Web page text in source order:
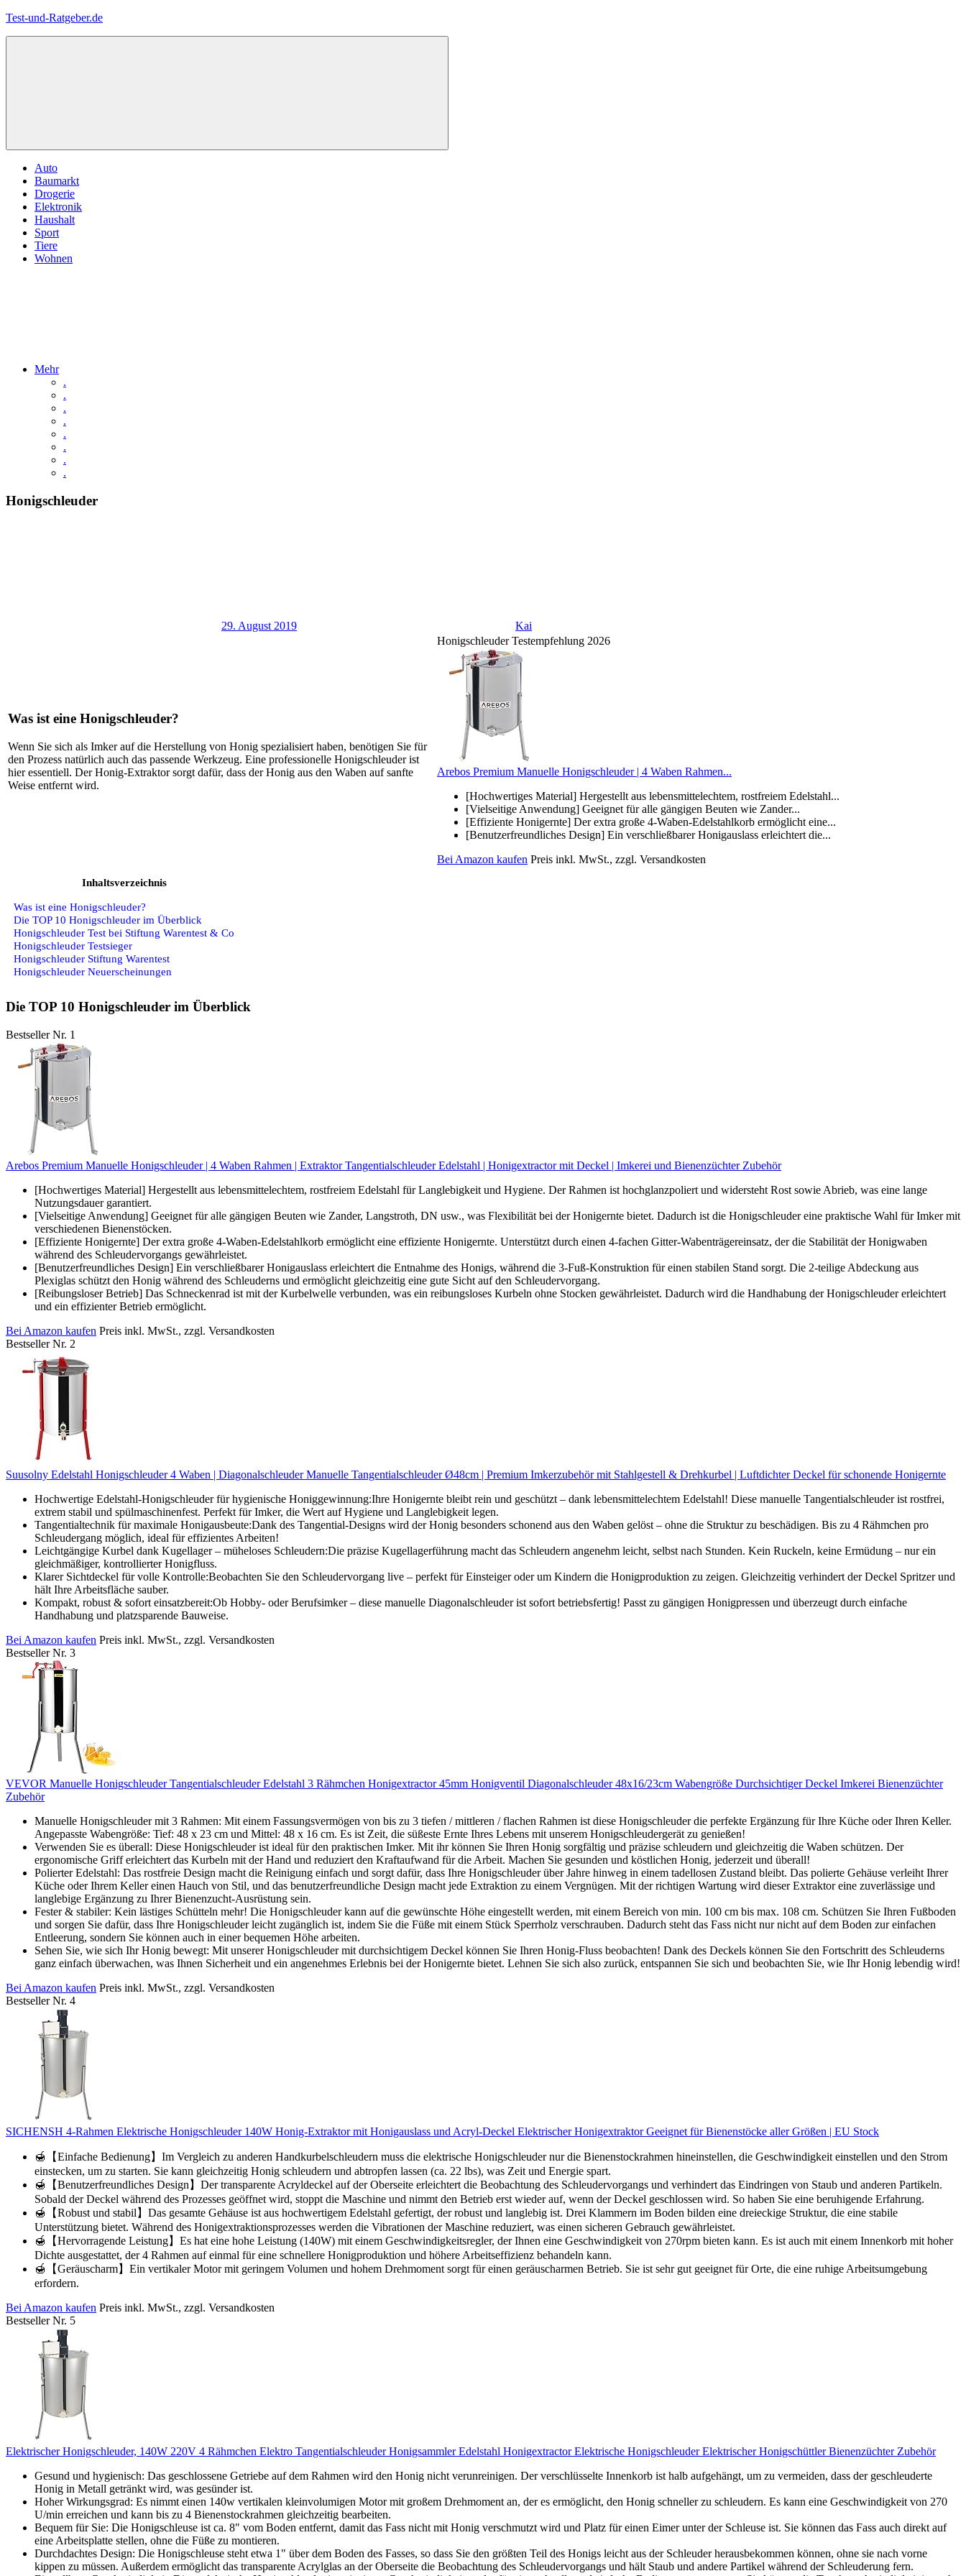
Zum
Test-und-Ratgeber.de
Menü
Auto
Baumarkt
Drogerie
Elektronik
Haushalt
Sport
Tiere
Wohnen
Mehr
.
.
.
.
.
.
.
.
Honigschleuder
29. August 2019 Kai
Was ist eine Honigschleuder?
Wenn Sie sich als Imker auf die Herstellung von Honig spezialisiert haben, benötigen Sie für
den Prozess natürlich auch das passende Werkzeug. Eine professionelle Honigschleuder ist
hier essentiell. Der Honig-Extraktor sorgt dafür, dass der Honig aus den Waben auf sanfte
Weise entfernt wird.
Honigschleuder Testempfehlung 2026
Arebos Premium Manuelle Honigschleuder | 4 Waben Rahmen...
[Hochwertiges Material] Hergestellt aus lebensmittelechtem, rostfreiem Edelstahl...
[Vielseitige Anwendung] Geeignet für alle gängigen Beuten wie Zander...
[Effiziente Honigernte] Der extra große 4-Waben-Edelstahlkorb ermöglicht eine...
[Benutzerfreundliches Design] Ein verschließbarer Honigauslass erleichtert die...
Bei Amazon kaufen Preis inkl. MwSt., zzgl. Versandkosten
Inhaltsverzeichnis
Was ist eine Honigschleuder?
Die TOP 10 Honigschleuder im Überblick
Honigschleuder Test bei Stiftung Warentest & Co
Honigschleuder Testsieger
Honigschleuder Stiftung Warentest
Honigschleuder Neuerscheinungen
Die TOP 10 Honigschleuder im Überblick
Bestseller Nr. 1
Arebos Premium Manuelle Honigschleuder | 4 Waben Rahmen | Extraktor Tangentialschleuder Edelstahl | Honigextractor mit Deckel | Imkerei und Bienenzüchter Zubehör
[Hochwertiges Material] Hergestellt aus lebensmittelechtem, rostfreiem Edelstahl für Langlebigkeit und Hygiene. Der Rahmen ist hochglanzpoliert und widersteht Rost sowie Abrieb, was eine lange
Nutzungsdauer garantiert.
[Vielseitige Anwendung] Geeignet für alle gängigen Beuten wie Zander, Langstroth, DN usw., was Flexibilität bei der Honigernte bietet. Dadurch ist die Honigschleuder eine praktische Wahl für Imker mit
verschiedenen Bienenstöcken.
[Effiziente Honigernte] Der extra große 4-Waben-Edelstahlkorb ermöglicht eine effiziente Honigernte. Unterstützt durch einen 4-fachen Gitter-Wabenträgereinsatz, der die Stabilität der Honigwaben
während des Schleudervorgangs gewährleistet.
[Benutzerfreundliches Design] Ein verschließbarer Honigauslass erleichtert die Entnahme des Honigs, während die 3-Fuß-Konstruktion für einen stabilen Stand sorgt. Die 2-teilige Abdeckung aus
Plexiglas schützt den Honig während des Schleuderns und ermöglicht gleichzeitig eine gute Sicht auf den Schleudervorgang.
[Reibungsloser Betrieb] Das Schneckenrad ist mit der Kurbelwelle verbunden, was ein reibungsloses Kurbeln ohne Stocken gewährleistet. Dadurch wird die Handhabung der Honigschleuder erleichtert
und ein effizienter Betrieb ermöglicht.
Bei Amazon kaufen Preis inkl. MwSt., zzgl. Versandkosten
Bestseller Nr. 2
Suusolny Edelstahl Honigschleuder 4 Waben | Diagonalschleuder Manuelle Tangentialschleuder Ø48cm | Premium Imkerzubehör mit Stahlgestell & Drehkurbel | Luftdichter Deckel für schonende Honigernte
Hochwertige Edelstahl-Honigschleuder für hygienische Honiggewinnung:Ihre Honigernte bleibt rein und geschützt – dank lebensmittelechtem Edelstahl! Diese manuelle Tangentialschleuder ist rostfrei,
extrem stabil und spülmaschinenfest. Perfekt für Imker, die Wert auf Hygiene und Langlebigkeit legen.
Tangentialtechnik für maximale Honigausbeute:Dank des Tangential-Designs wird der Honig besonders schonend aus den Waben gelöst – ohne die Struktur zu beschädigen. Bis zu 4 Rähmchen pro
Schleudergang möglich, ideal für effizientes Arbeiten!
Leichtgängige Kurbel dank Kugellager – müheloses Schleudern:Die präzise Kugellagerführung macht das Schleudern angenehm leicht, selbst nach Stunden. Kein Ruckeln, keine Ermüdung – nur ein
gleichmäßiger, kontrollierter Honigfluss.
Klarer Sichtdeckel für volle Kontrolle:Beobachten Sie den Schleudervorgang live – perfekt für Einsteiger oder um Kindern die Honigproduktion zu zeigen. Gleichzeitig verhindert der Deckel Spritzer und
hält Ihre Arbeitsfläche sauber.
Kompakt, robust & sofort einsatzbereit:Ob Hobby- oder Berufsimker – diese manuelle Diagonalschleuder ist sofort betriebsfertig! Passt zu gängigen Honigpressen und überzeugt durch einfache
Handhabung und platzsparende Bauweise.
Bei Amazon kaufen Preis inkl. MwSt., zzgl. Versandkosten
Bestseller Nr. 3
VEVOR Manuelle Honigschleuder Tangentialschleuder Edelstahl 3 Rähmchen Honigextractor 45mm Honigventil Diagonalschleuder 48x16/23cm Wabengröße Durchsichtiger Deckel Imkerei Bienenzüchter
Zubehör
Manuelle Honigschleuder mit 3 Rahmen: Mit einem Fassungsvermögen von bis zu 3 tiefen / mittleren / flachen Rahmen ist diese Honigschleuder die perfekte Ergänzung für Ihre Küche oder Ihren Keller.
Angepasste Wabengröße: Tief: 48 x 23 cm und Mittel: 48 x 16 cm. Es ist Zeit, die süßeste Ernte Ihres Lebens mit unserem Honigschleudergerät zu genießen!
Verwenden Sie es überall: Diese Honigschleuder ist ideal für den praktischen Imker. Mit ihr können Sie Ihren Honig sorgfältig und präzise schleudern und gleichzeitig die Waben schützen. Der
ergonomische Griff erleichtert das Kurbeln mit der Hand und reduziert den Kraftaufwand für die Arbeit. Machen Sie gesunden und köstlichen Honig, jederzeit und überall!
Polierter Edelstahl: Das rostfreie Design macht die Reinigung einfach und sorgt dafür, dass Ihre Honigschleuder über Jahre hinweg in einem tadellosen Zustand bleibt. Das polierte Gehäuse verleiht Ihrer
Küche oder Ihrem Keller einen Hauch von Stil, und das benutzerfreundliche Design macht jede Extraktion zu einem Vergnügen. Mit der richtigen Wartung wird dieser Extraktor eine zuverlässige und
langlebige Ergänzung zu Ihrer Bienenzucht-Ausrüstung sein.
Fester & stabiler: Kein lästiges Schütteln mehr! Die Honigschleuder kann auf die gewünschte Höhe eingestellt werden, mit einem Bereich von min. 100 cm bis max. 108 cm. Schützen Sie Ihren Fußboden
und sorgen Sie dafür, dass Ihre Honigschleuder leicht zugänglich ist, indem Sie die Füße mit einem Stück Sperrholz verschrauben. Dadurch steht das Fass nicht nur nicht auf dem Boden zur einfachen
Entleerung, sondern Sie können auch in einer bequemen Höhe arbeiten.
Sehen Sie, wie sich Ihr Honig bewegt: Mit unserer Honigschleuder mit durchsichtigem Deckel können Sie Ihren Honig-Fluss beobachten! Dank des Deckels können Sie den Fortschritt des Schleuderns
ganz einfach überwachen, was Ihnen Sicherheit und ein angenehmes Erlebnis bei der Honigernte bietet. Lehnen Sie sich also zurück, entspannen Sie sich und beobachten Sie, wie Ihr Honig lebendig wird!
Bei Amazon kaufen Preis inkl. MwSt., zzgl. Versandkosten
Bestseller Nr. 4
SICHENSH 4-Rahmen Elektrische Honigschleuder 140W Honig-Extraktor mit Honigauslass und Acryl-Deckel Elektrischer Honigextraktor Geeignet für Bienenstöcke aller Größen | EU Stock
🍯【Einfache Bedienung】Im Vergleich zu anderen Handkurbelschleudern muss die elektrische Honigschleuder nur die Bienenstockrahmen hineinstellen, die Geschwindigkeit einstellen und den Strom
einstecken, um zu starten. Sie kann gleichzeitig Honig schleudern und abtropfen lassen (ca. 22 lbs), was Zeit und Energie spart.
🍯【Benutzerfreundliches Design】Der transparente Acryldeckel auf der Oberseite erleichtert die Beobachtung des Schleudervorgangs und verhindert das Eindringen von Staub und anderen Partikeln.
Sobald der Deckel während des Prozesses geöffnet wird, stoppt die Maschine und nimmt den Betrieb erst wieder auf, wenn der Deckel geschlossen wird. So haben Sie eine beruhigende Erfahrung.
🍯【Robust und stabil】Das gesamte Gehäuse ist aus hochwertigem Edelstahl gefertigt, der robust und langlebig ist. Drei Klammern im Boden bilden eine dreieckige Struktur, die eine stabile
Unterstützung bietet. Während des Honigextraktionsprozesses werden die Vibrationen der Maschine reduziert, was einen sicheren Gebrauch gewährleistet.
🍯【Hervorragende Leistung】Es hat eine hohe Leistung (140W) mit einem Geschwindigkeitsregler, der Ihnen eine Geschwindigkeit von 270rpm bieten kann. Es ist auch mit einem Innenkorb mit hoher
Dichte ausgestattet, der 4 Rahmen auf einmal für eine schnellere Honigproduktion und höhere Arbeitseffizienz behandeln kann.
🍯【Geräuscharm】Ein vertikaler Motor mit geringem Volumen und hohem Drehmoment sorgt für einen geräuscharmen Betrieb. Sie ist sehr gut geeignet für Orte, die eine ruhige Arbeitsumgebung
erfordern.
Bei Amazon kaufen Preis inkl. MwSt., zzgl. Versandkosten
Bestseller Nr. 5
Elektrischer Honigschleuder, 140W 220V 4 Rähmchen Elektro Tangentialschleuder Honigsammler Edelstahl Honigextractor Elektrische Honigschleuder Elektrischer Honigschüttler Bienenzüchter Zubehör
Gesund und hygienisch: Das geschlossene Getriebe auf dem Rahmen wird den Honig nicht verunreinigen. Der verschlüsselte Innenkorb ist halb aufgehängt, um zu vermeiden, dass der geschleuderte
Honig in Metall getränkt wird, was gesünder ist.
Hoher Wirkungsgrad: Es nimmt einen 140w vertikalen kleinvolumigen Motor mit großem Drehmoment an, der es ermöglicht, den Honig schneller zu schleudern. Es kann eine Geschwindigkeit von 270
U/min erreichen und kann bis zu 4 Bienenstockrahmen gleichzeitig bearbeiten.
Bequem für Sie: Die Honigschleuse ist ca. 8" vom Boden entfernt, damit das Fass nicht mit Honig verschmutzt wird und Platz für einen Eimer unter der Schleuse ist. Sie können das Fass auch direkt auf
eine Arbeitsplatte stellen, ohne die Füße zu montieren.
Durchdachtes Design: Die Honigschleuse steht etwa 1" über dem Boden des Fasses, so dass Sie den größten Teil des Honigs leicht aus der Schleuder herausbekommen können, ohne sie nach vorne
kippen zu müssen. Außerdem ermöglicht das transparente Acrylglas an der Oberseite die Beobachtung des Schleudervorgangs und hält Staub und andere Partikel während der Schleuderung fern.